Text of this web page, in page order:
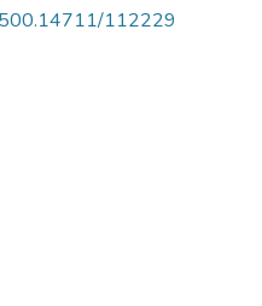
112229